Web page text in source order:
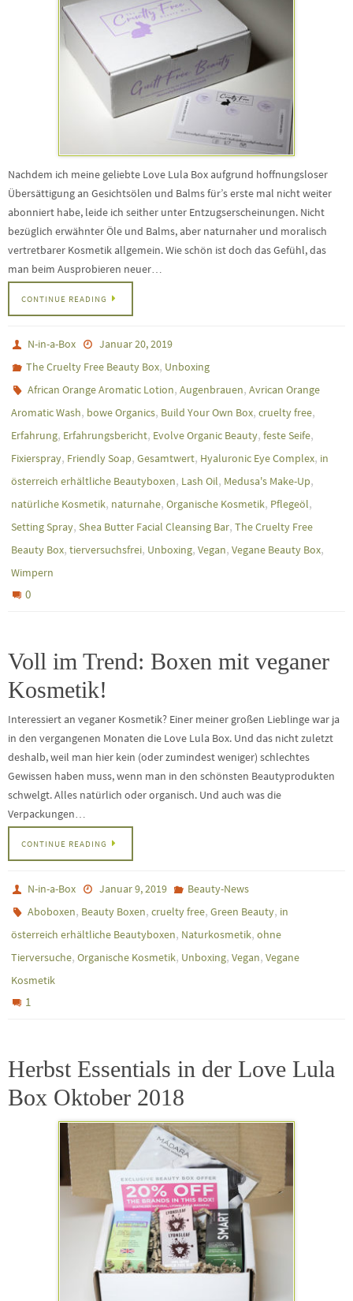
Nachdem ich meine geliebte Love Lula Box aufgrund hoffnungsloser
Übersättigung an Gesichtsölen und Balms für’s erste mal nicht weiter
abonniert habe, leide ich seither unter Entzugserscheinungen. Nicht
bezüglich erwähnter Öle und Balms, aber naturnaher und moralisch
vertretbarer Kosmetik allgemein. Wie schön ist doch das Gefühl, das
man beim Ausprobieren neuer…
CONTINUE READING
N-in-a-Box
Januar 20, 2019
The Cruelty Free Beauty Box, Unboxing
African Orange Aromatic Lotion,Augenbrauen,Avrican Orange
Aromatic Wash, bowe Organics, Build Your Own Box, cruelty free,
Erfahrung, Erfahrungsbericht, Evolve Organic Beauty, feste Seife,
Fixierspray, Friendly Soap, Gesamtwert, Hyaluronic Eye Complex, in
österreich erhältliche Beautyboxen, Lash Oil, Medusa's Make-Up,
natürliche Kosmetik, naturnahe, Organische Kosmetik, Pflegeöl,
Setting Spray, Shea Butter Facial Cleansing Bar, The Cruelty Free
Beauty Box, tierversuchsfrei, Unboxing, Vegan, Vegane Beauty Box,
Wimpern
0
Voll im Trend: Boxen mit veganer
Kosmetik!
Interessiert an veganer Kosmetik? Einer meiner großen Lieblinge war ja
in den vergangenen Monaten die Love Lula Box. Und das nicht zuletzt
deshalb, weil man hier kein (oder zumindest weniger) schlechtes
Gewissen haben muss, wenn man in den schönsten Beautyprodukten
schwelgt. Alles natürlich oder organisch. Und auch was die
Verpackungen…
CONTINUE READING
N-in-a-Box Januar 9, 2019
Beauty-News
Aboboxen, Beauty Boxen,cruelty free,Green Beauty, in
österreich erhältliche Beautyboxen, Naturkosmetik, ohne
Tierversuche, Organische Kosmetik, Unboxing, Vegan, Vegane
Kosmetik
1
Herbst Essentials in der Love Lula
Box Oktober 2018